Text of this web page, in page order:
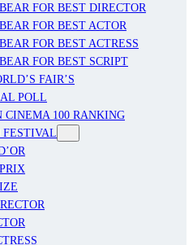
FOR BEST DIRECTOR
FOR BEST ACTOR
FOR BEST ACTRESS
FOR BEST SCRIPT
FAIR’S
POLL
CINEMA 100 RANKING